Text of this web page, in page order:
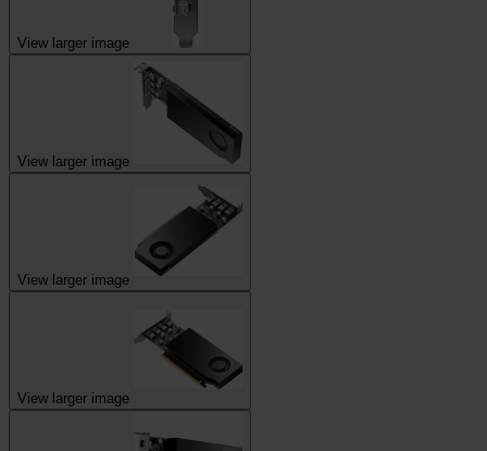
View larger image
View larger image
View larger image
View larger image